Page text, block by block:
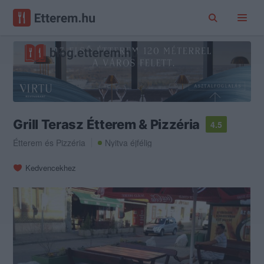
Grill Terasz Étterem & Pizzéria
4.5
Étterem és Pizzéria Nyitva éjfélig
Kedvencekhez